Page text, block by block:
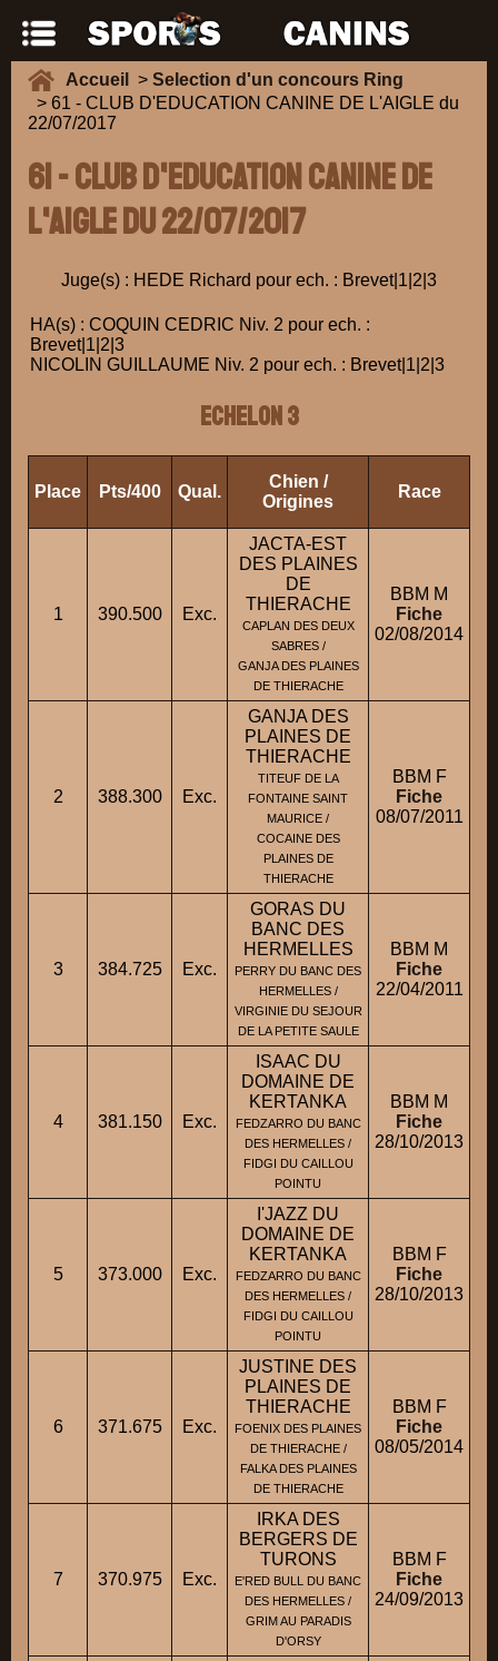
Accueil > Selection d'un concours Ring
> 61 - CLUB D'EDUCATION CANINE DE L'AIGLE du
22/07/2017
61 - CLUB D'EDUCATION CANINE DE
L'AIGLE du 22/07/2017
Juge(s) : HEDE Richard pour ech. : Brevet|1|2|3
HA(s) : COQUIN CEDRIC Niv. 2 pour ech. :
Brevet|1|2|3
NICOLIN GUILLAUME Niv. 2 pour ech. : Brevet|1|2|3
ECHELON 3
Place Pts/400 Qual.
Chien /
Origines
Race
1 390.500 Exc.
JACTA-EST
DES PLAINES
DE
THIERACHE
CAPLAN DES DEUX
SABRES /
GANJA DES PLAINES
DE THIERACHE
BBM M
Fiche
02/08/2014
2 388.300 Exc.
GANJA DES
PLAINES DE
THIERACHE
TITEUF DE LA
FONTAINE SAINT
MAURICE /
COCAINE DES
PLAINES DE
THIERACHE
BBM F
Fiche
08/07/2011
3 384.725 Exc.
GORAS DU
BANC DES
HERMELLES
PERRY DU BANC DES
HERMELLES /
VIRGINIE DU SEJOUR
DE LA PETITE SAULE
BBM M
Fiche
22/04/2011
4 381.150 Exc.
ISAAC DU
DOMAINE DE
KERTANKA
FEDZARRO DU BANC
DES HERMELLES /
FIDGI DU CAILLOU
POINTU
BBM M
Fiche
28/10/2013
5 373.000 Exc.
I'JAZZ DU
DOMAINE DE
KERTANKA
FEDZARRO DU BANC
DES HERMELLES /
FIDGI DU CAILLOU
POINTU
BBM F
Fiche
28/10/2013
6 371.675 Exc.
JUSTINE DES
PLAINES DE
THIERACHE
FOENIX DES PLAINES
DE THIERACHE /
FALKA DES PLAINES
DE THIERACHE
BBM F
Fiche
08/05/2014
7 370.975 Exc.
IRKA DES
BERGERS DE
TURONS
E'RED BULL DU BANC
DES HERMELLES /
GRIM AU PARADIS
D'ORSY
BBM F
Fiche
24/09/2013